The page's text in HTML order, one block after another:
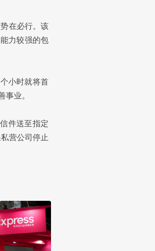
在必行。该
力较强的包
小时就将首
事业。
件送至指定
营公司停止